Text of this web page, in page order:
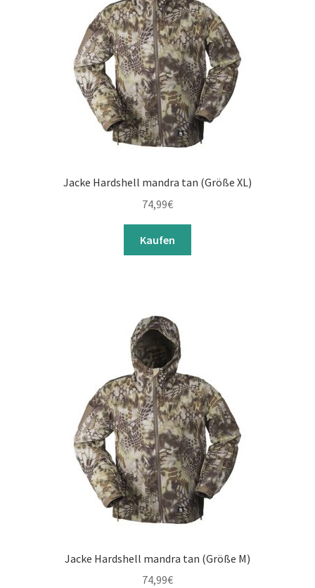
Jacke Hardshell mandra tan (Größe XL)
74,99€
Kaufen
Jacke Hardshell mandra tan (Größe M)
74,99€